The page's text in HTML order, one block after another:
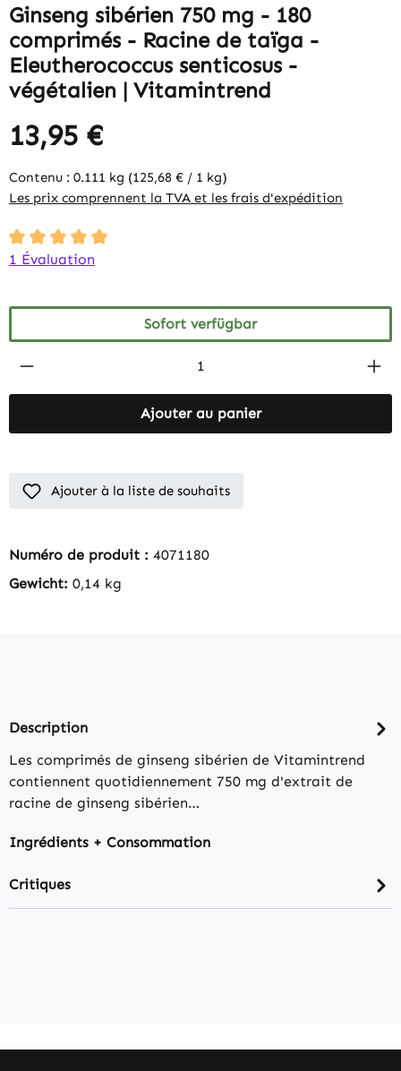
Ginseng sibérien 750 mg - 180
comprimés - Racine de taïga -
Eleutherococcus senticosus -
végétalien | Vitamintrend
13,95 €
Contenu : 0.111 kg (125,68 € / 1 kg)
Les prix comprennent la TVA et les frais d'expédition
Durchschnittliche Bewertung von 5 von 5 Sternen
1 Évaluation
Sofort verfügbar
Produkt Anzahl: Gib den gewünschten
Ajouter au panier
Ajouter à la liste de souhaits
Numéro de produit : 4071180
Gewicht: 0,14 kg
Description
Les comprimés de ginseng sibérien de Vitamintrend
contiennent quotidiennement 750 mg d'extrait de
racine de ginseng sibérien…
Ingrédients + Consommation
Critiques